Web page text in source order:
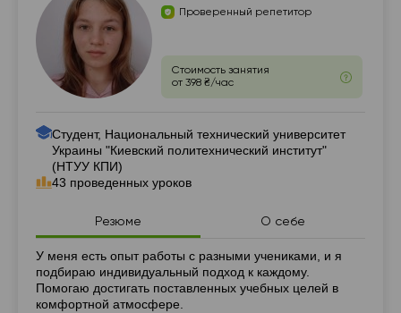
Проверенный репетитор
Стоимость занятия
от 398 ₴/час
Студент, Национальный технический университет
Украины "Киевский политехнический институт"
(НТУУ КПИ)
43 проведенных уроков
Резюме О себе
Резюме
У меня есть опыт работы с разными учениками, и я
подбираю индивидуальный подход к каждому.
Помогаю достигать поставленных учебных целей в
комфортной атмосфере.